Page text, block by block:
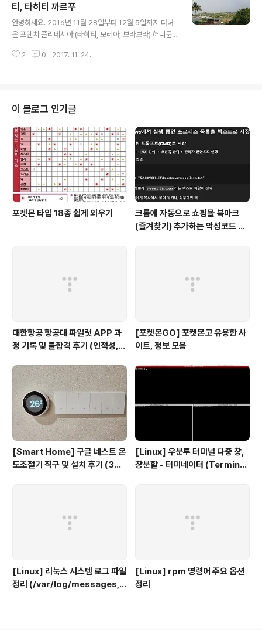
지막으로 타히티의 빵을 먹고 버스에 오릅니다..ㅜㅜ 아침
시간에 유일하게 열려있던 면세점 입니다. 대부분 까르푸
에서 구입할 수 있는 것들입니다. 도쿄에서 올 때와 마찬가
지로 두 번의 기내식과, 비행기 뒷편에 셀프 바가 준비되어
있습니다. 셀프 바에는 음료와 샌드위치가 준비되어 있고,
티, 타히티 까르푸
안녕하세요. 2016년 11월 28일부터 12월 5일까지 다녀
온 프렌치 폴리네시아 (타히티, 모레아, 보라보라) 허니문
을 했습니다. 타히티에서 도쿄로 가는 비행기가 새벽 비행
다. 버스를 타고 마지막 숙소인 인터컨티넨탈 타히티로 향
합니다. 지금까지 너무 좋은 리조트에만 있어서 상대적으
로 좁아보였습니다..ㅜㅜㅎ 정리가 잘 되어있고 깨끗합니
다. 욕실도 왜 좁게 느껴지는걸까요...ㅜㅎㅎ 타히티에서의
마지막 쇼핑 기회이기 때문에 숙소 근처에 있는 까르푸에
다녀오기로 했습니다. 프런트에 문의를 ..
2 0 2017. 11. 24.
이 블로그 인기글
포켓몬 타입 18종 쉽게 외우기
크롬에 자동으로 쇼핑몰 북마크
(즐겨찾기) 추가하는 악성코드 삭
대한항공 항공대 파일럿 APP 과
정 기록 및 불합격 후기 (인적성,
[포켓몬GO] 포켓몬고 유용한 사
이트, 정보 모음
[Smart Home] 구글 네스트 온
도조절기 직구 및 설치 후기 (3세
[Linux] 우분투 터미널 다중 창,
창분할 - 터미네이터 (Terminat
[Linux] 리눅스 시스템 로그 파일
정리 (/var/log/messages, s
[Linux] rpm 명령어 주요 옵션
정리